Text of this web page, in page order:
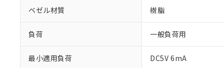
ベゼル材質 樹脂
負荷 一般負荷用
最小適用負荷 DC5V 6mA